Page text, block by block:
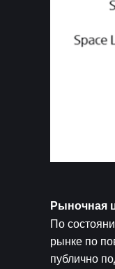
Рыночная
По
рынке по
публично